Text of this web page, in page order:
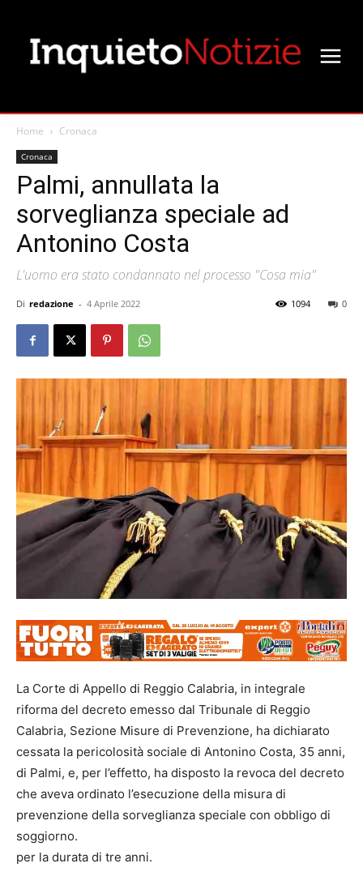
Home Cronaca
Cronaca
Palmi, annullata la
sorveglianza speciale ad
Antonino Costa
L'uomo era stato condannato nel processo "Cosa mia"
Di redazione - 4 Aprile 2022 0
1094
La Corte di Appello di Reggio Calabria, in integrale
riforma del decreto emesso dal Tribunale di Reggio
Calabria, Sezione Misure di Prevenzione, ha dichiarato
cessata la pericolosità sociale di Antonino Costa, 35 anni,
di Palmi, e, per l’effetto, ha disposto la revoca del decreto
che aveva ordinato l’esecuzione della misura di
prevenzione della sorveglianza speciale con obbligo di
soggiorno.
per la durata di tre anni.